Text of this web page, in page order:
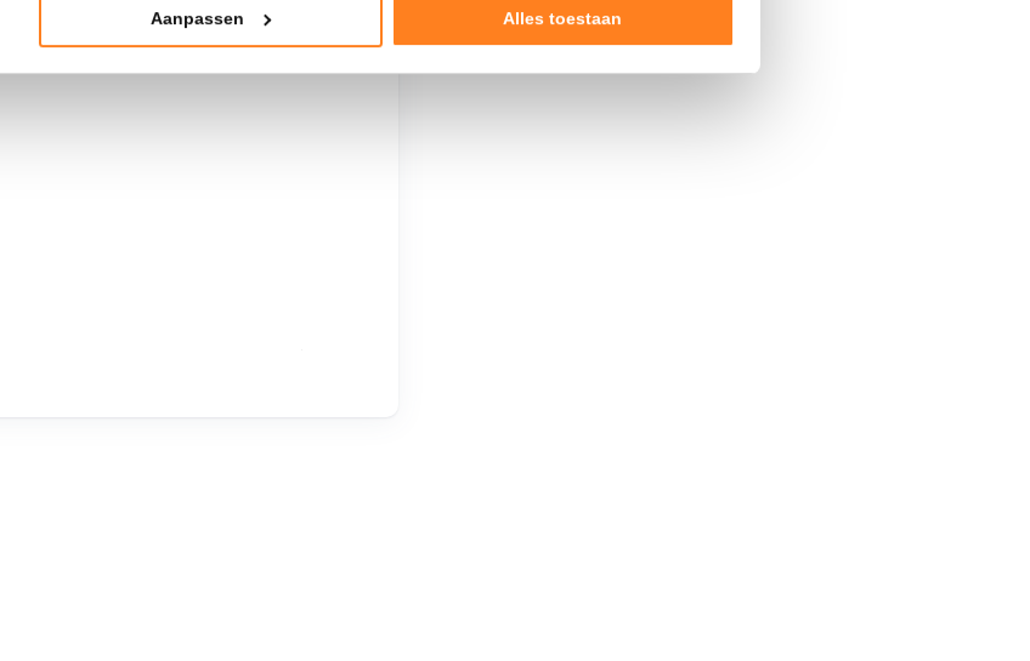
geven om deze technieken te gebruiken voor bovenstaande doelen of maak
Aanpassen Alles toestaan